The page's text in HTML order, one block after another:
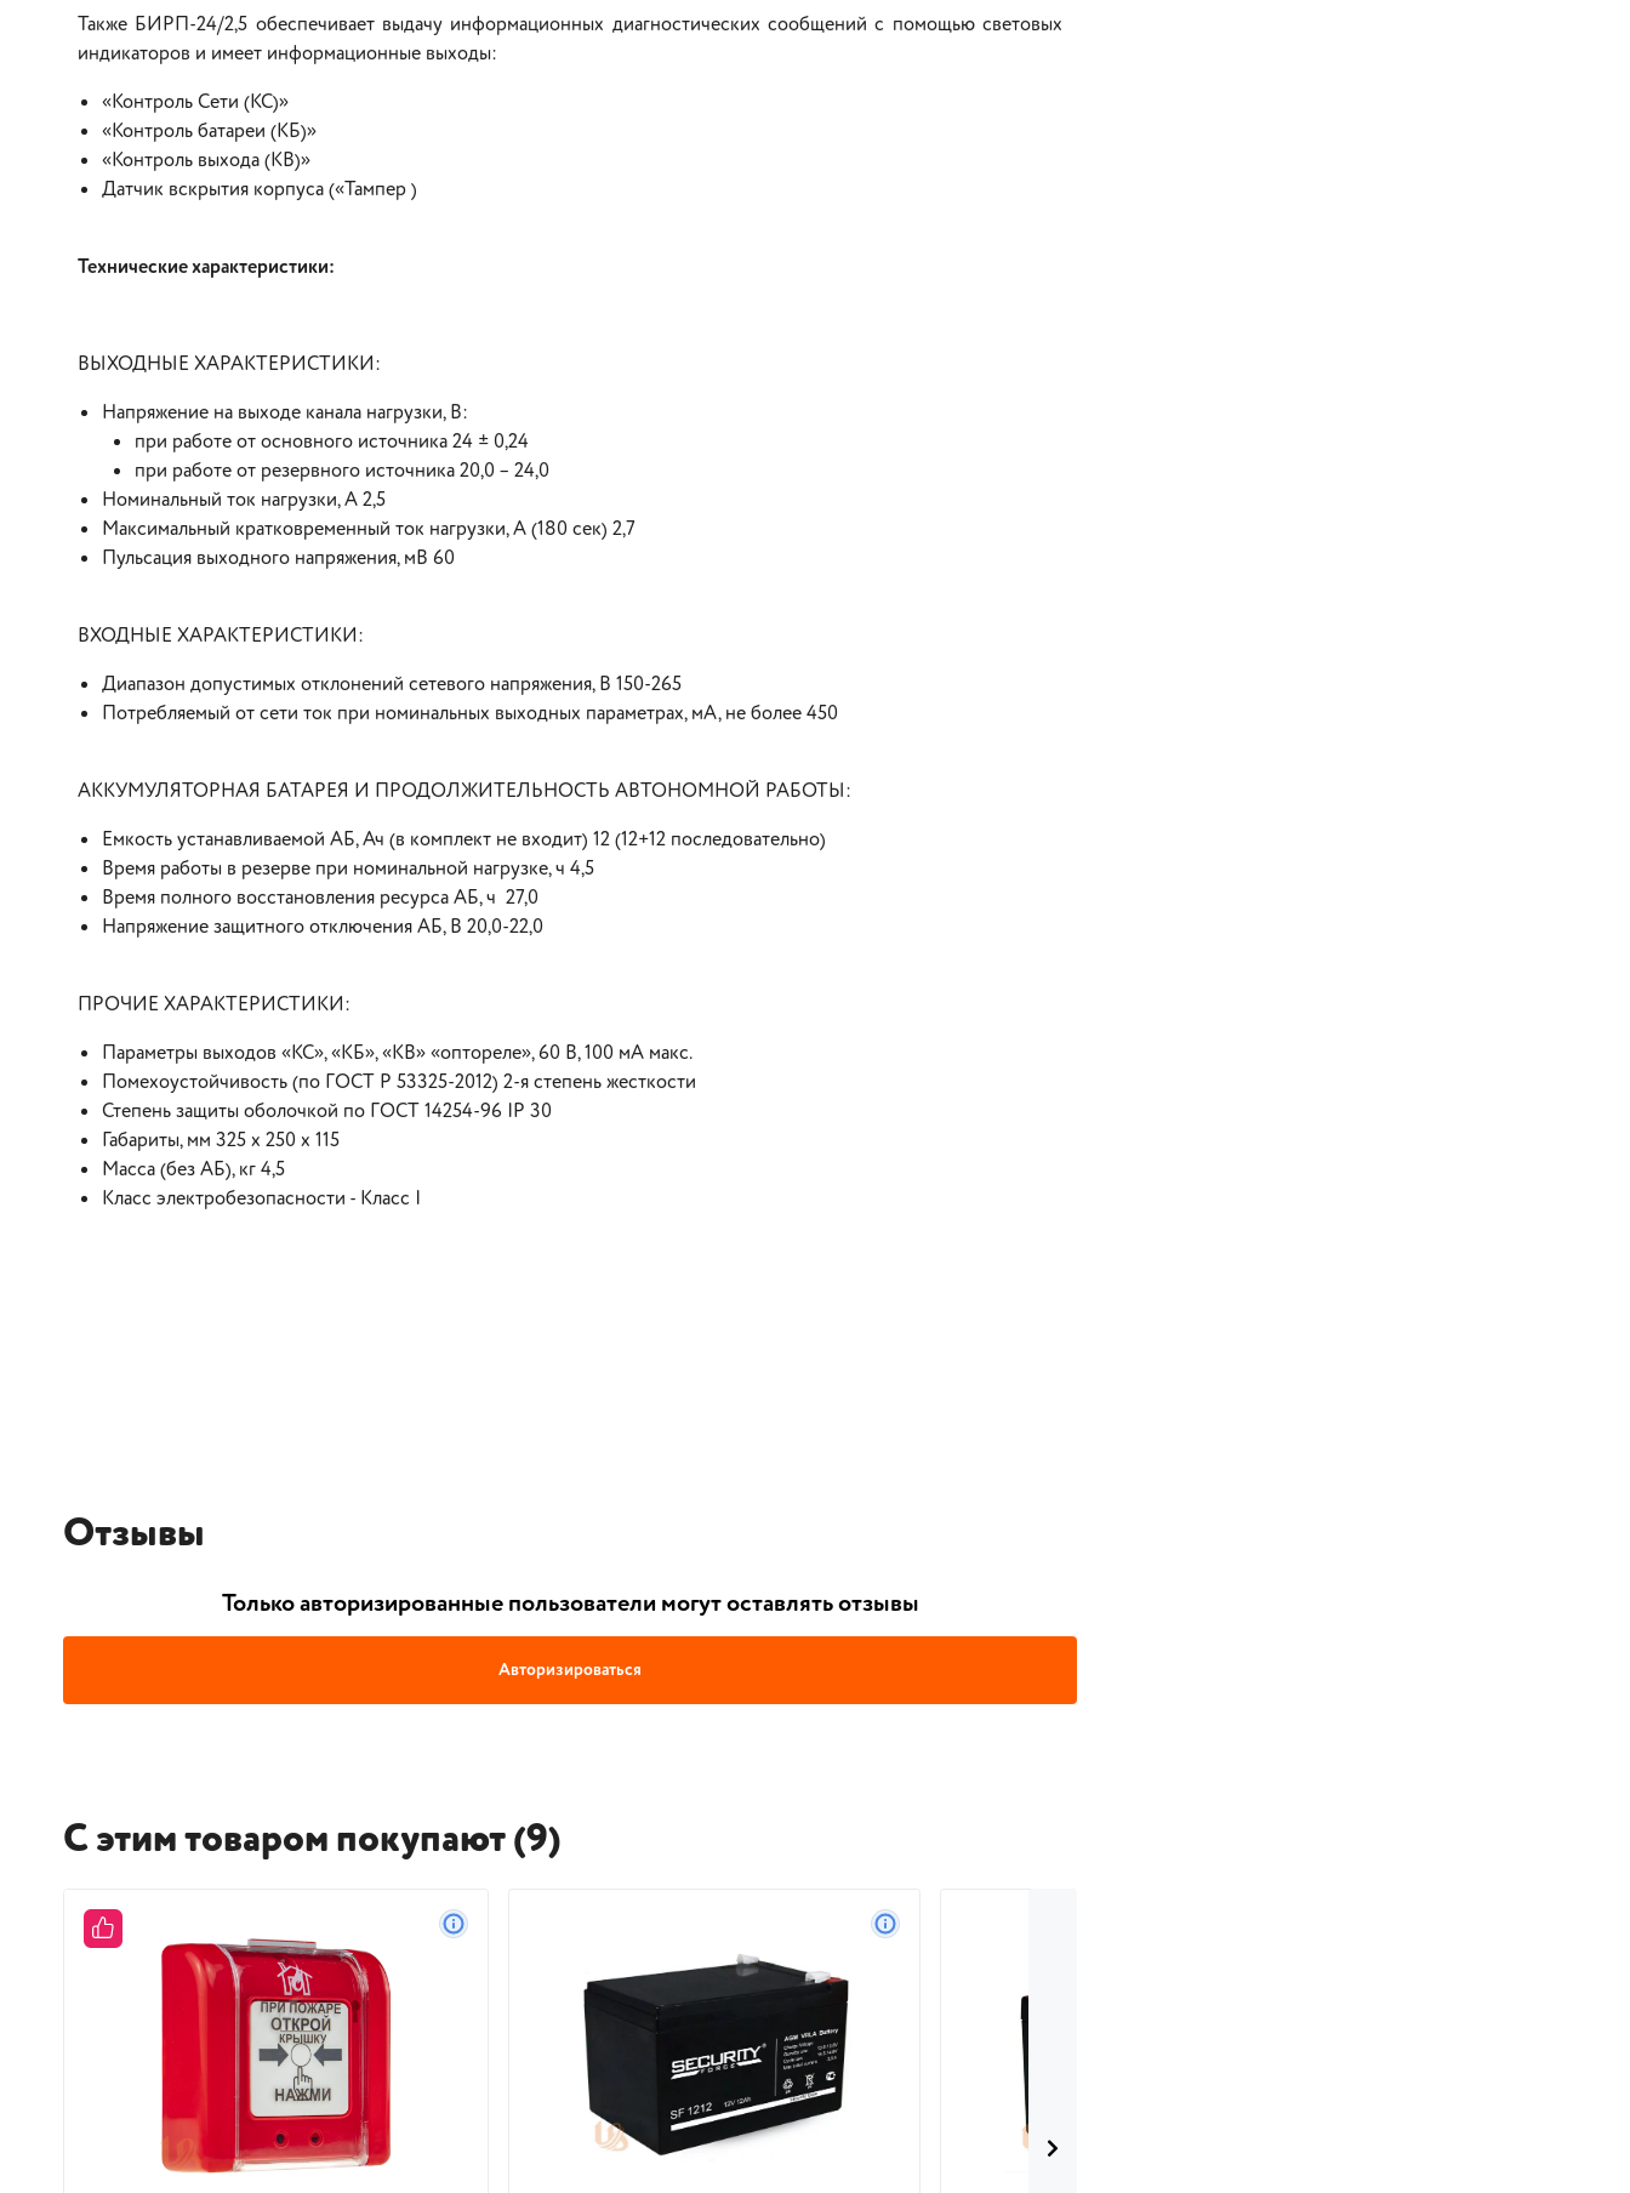
Также БИРП-24/2,5 обеспечивает выдачу информационных диагностических сообщений с помощью световых
индикаторов и имеет информационные выходы:
«Контроль Сети (КС)»
«Контроль батареи (КБ)»
«Контроль выхода (КВ)»
Датчик вскрытия корпуса («Тампер )
Технические характеристики:
ВЫХОДНЫЕ ХАРАКТЕРИСТИКИ:
Напряжение на выходе канала нагрузки, В:
при работе от основного источника 24 ± 0,24
при работе от резервного источника 20,0 – 24,0
Номинальный ток нагрузки, А 2,5
Максимальный кратковременный ток нагрузки, А (180 сек) 2,7
Пульсация выходного напряжения, мВ 60
ВХОДНЫЕ ХАРАКТЕРИСТИКИ:
Диапазон допустимых отклонений сетевого напряжения, В 150-265
Потребляемый от сети ток при номинальных выходных параметрах, мА, не более 450
АККУМУЛЯТОРНАЯ БАТАРЕЯ И ПРОДОЛЖИТЕЛЬНОСТЬ АВТОНОМНОЙ РАБОТЫ:
Емкость устанавливаемой АБ, Ач (в комплект не входит) 12 (12+12 последовательно)
Время работы в резерве при номинальной нагрузке, ч 4,5
Время полного восстановления ресурса АБ, ч 27,0
Напряжение защитного отключения АБ, В 20,0-22,0
ПРОЧИЕ ХАРАКТЕРИСТИКИ:
Параметры выходов «КС», «КБ», «КВ» «оптореле», 60 В, 100 мА макс.
Помехоустойчивость (по ГОСТ Р 53325-2012) 2-я степень жесткости
Степень защиты оболочкой по ГОСТ 14254-96 IP 30
Габариты, мм 325 х 250 х 115
Масса (без АБ), кг 4,5
Класс электробезопасности - Класс I
Отзывы
Только авторизированные пользователи могут оставлять отзывы
Авторизироваться
С этим товаром покупают (9)